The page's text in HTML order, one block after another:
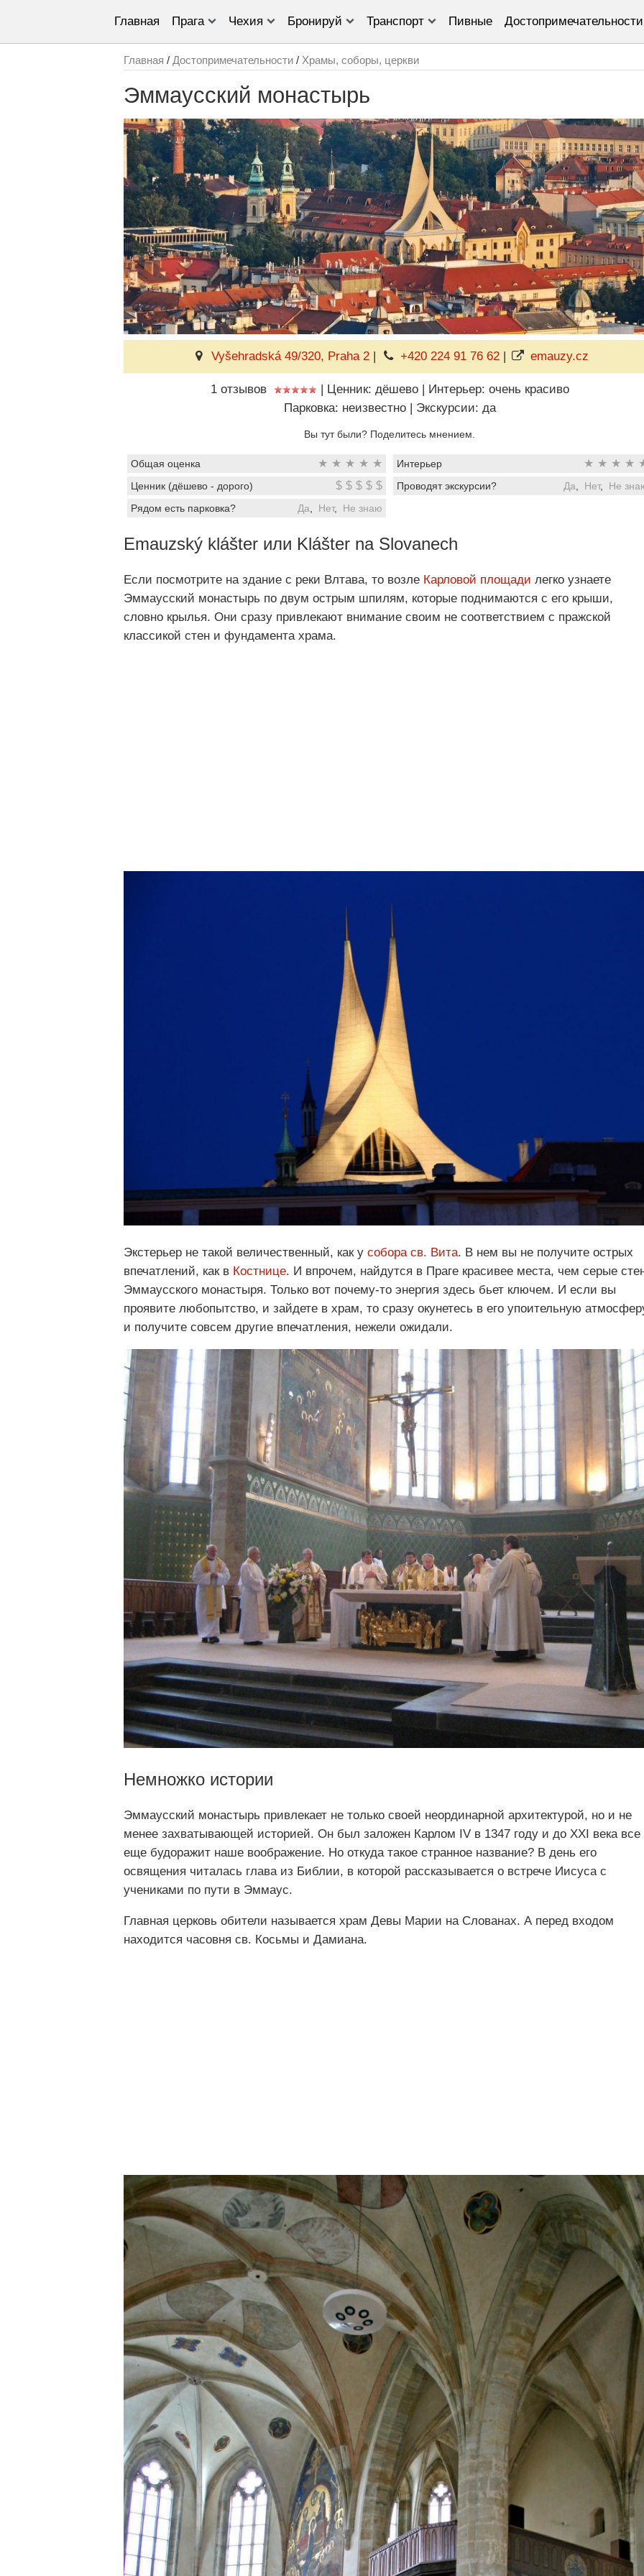
Главная Прага Чехия Бронируй Транспорт Пивные Достопримечательности
Главная / Достопримечательности / Храмы, соборы, церкви
Эммаусский монастырь
Vyšehradská 49/320, Praha 2 | +420 224 91 76 62| emauzy.cz
1 отзывов | Ценник: дёшево | Интерьер: очень красиво
Парковка: неизвестно | Экскурсии: да
Вы тут были? Поделитесь мнением.
Общая оценка ★ ★ ★ ★ ★ Интерьер ★ ★ ★ ★
Ценник (дёшево - дорого) $ $ $ $ $ Проводят экскурсии? Да Нет, Не
Рядом есть парковка?
Да Нет, Не знаю
Emauzský klášter или Klášter na Slovanech
Если посмотрите на здание с реки Влтава, то возле Карловой площади легко узнаете
Эммаусский монастырь по двум острым шпилям, которые поднимаются с его крыши,
словно крылья. Они сразу привлекают внимание своим не соответствием с пражской
классикой стен и фундамента храма.
Экстерьер не такой величественный, как у собора св. Вита. В нем вы не получите острых
впечатлений, как в Костнице. И впрочем, найдутся в Праге красивее места, чем серые
Эммаусского монастыря. Только вот почему-то энергия здесь бьет ключем. И если вы
проявите любопытство, и зайдете в храм, то сразу окунетесь в его упоительную
и получите совсем другие впечатления, нежели ожидали.
Немножко истории
Эммаусский монастырь привлекает не только своей неординарной архитектурой, но и не
менее захватывающей историей. Он был заложен Карлом IV в 1347 году и до XXI века все
еще будоражит наше воображение. Но откуда такое странное название? В день его
освящения читалась глава из Библии, в которой рассказывается о встрече Иисуса с
учениками по пути в Эммаус.
Главная церковь обители называется храм Девы Марии на Слованах. А перед входом
находится часовня св. Косьмы и Дамиана.